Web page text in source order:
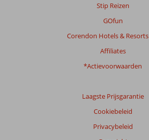
Stip Reizen
GOfun
Corendon Hotels & Resorts
Affiliates
*Actievoorwaarden
Laagste Prijsgarantie
Cookiebeleid
Privacybeleid